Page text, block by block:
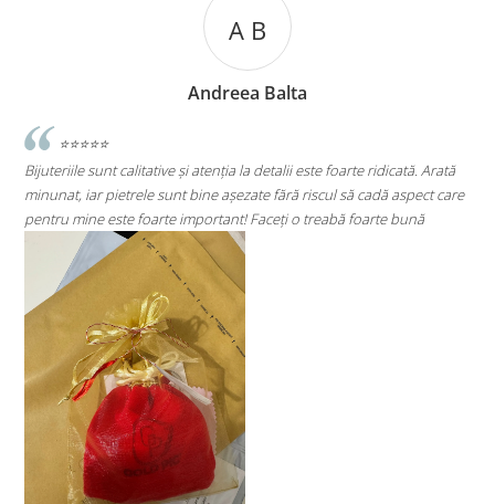
este foarte ridicată. Arată
fără riscul să cadă aspect care
o treabă foarte bună
⭐⭐⭐⭐⭐
Super mulțumită!! Sunt superbi cerceii!!!